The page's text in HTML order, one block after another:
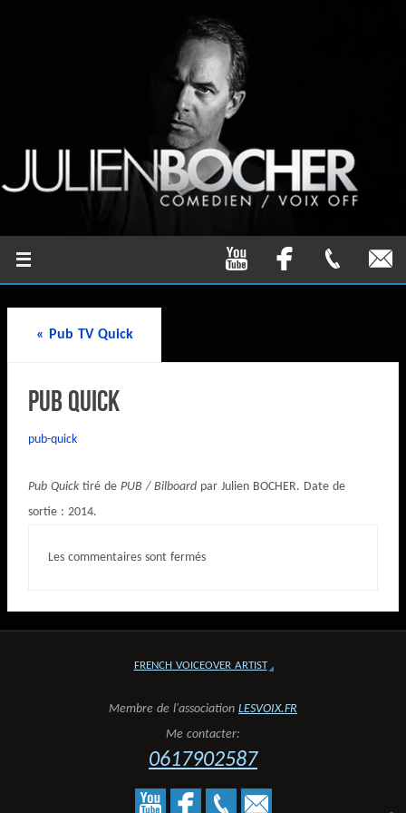
« Pub TV Quick
Pub Quick
pub-quick
Pub Quicktiré de PUB / Bilboardpar Julien BOCHER. Date de
sortie : 2014.
Les commentaires sont fermés
FRENCH VOICEOVER ARTIST
Membre de l'association LESVOIX.FR
Me contacter:
0617902587